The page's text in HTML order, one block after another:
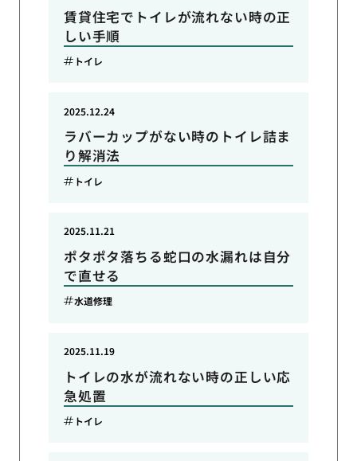
賃貸住宅でトイレが流れない時の正
しい手順
トイレ
ラバーカップがない時のトイレ詰ま
り解消法
2025.12.24
トイレ
ポタポタ落ちる蛇口の水漏れは自分
で直せる
2025.11.21
水道修理
トイレの水が流れない時の正しい応
急処置
2025.11.19
トイレ